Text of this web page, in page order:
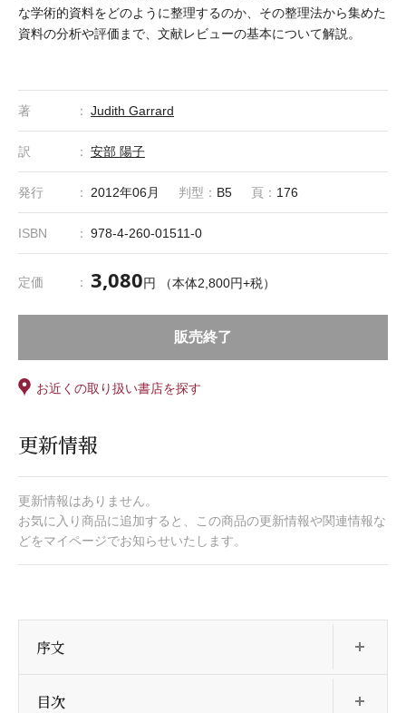
な学術的資料をどのように整理するのか、その整理法から集めた
資料の分析や評価まで、文献レビューの基本について解説。
著 Judith Garrard
訳 安部 陽子
発行 2012年06月 判型： B5 頁： 176
ISBN 978-4-260-01511-0
定価 3,080円 （本体2,800円+税）
販売終了
お近くの取り扱い書店を探す
更新情報
更新情報はありません。
お気に入り商品に追加すると、この商品の更新情報や関連情報な
どをマイページでお知らせいたします。
序文
目次